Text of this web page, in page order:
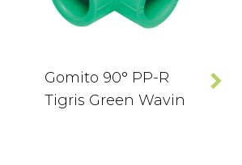
Gomito 90° PP-R
Tigris Green Wavin